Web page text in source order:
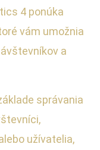
4 ponúka
vám umožnia
a
správania
užívatelia,